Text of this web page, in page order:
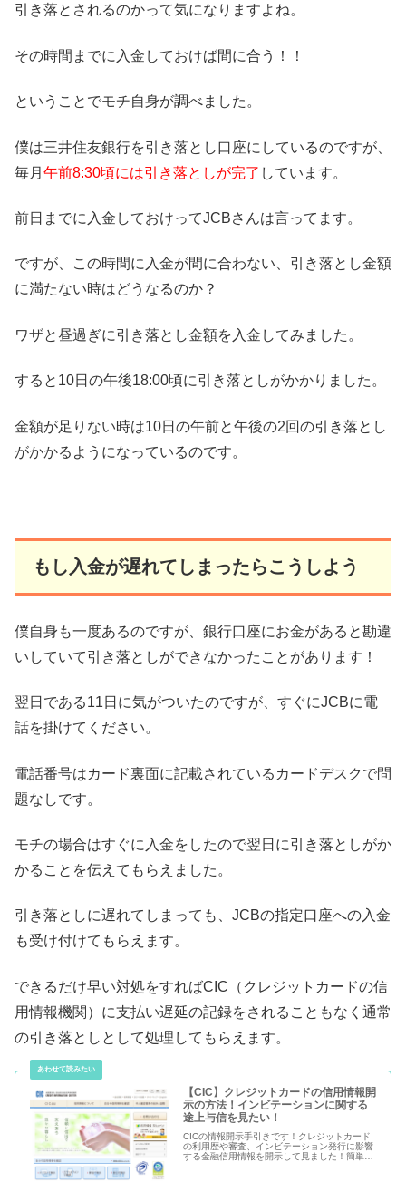
引き落とされるのかって気になりますよね。
その時間までに入金しておけば間に合う！！
ということでモチ自身が調べました。
僕は三井住友銀行を引き落とし口座にしているのですが、
毎月 午前8:30頃には引き落としが完了 しています。
前日までに入金しておけってJCBさんは言ってます。
ですが、この時間に入金が間に合わない、引き落とし金額
に満たない時はどうなるのか？
ワザと昼過ぎに引き落とし金額を入金してみました。
すると10日の午後18:00頃に引き落としがかかりました。
金額が足りない時は10日の午前と午後の2回の引き落とし
がかかるようになっているのです。
もし入金が遅れてしまったらこうしよう
僕自身も一度あるのですが、銀行口座にお金があると勘違
いしていて引き落としができなかったことがあります！
翌日である11日に気がついたのですが、すぐにJCBに電
話を掛けてください。
電話番号はカード裏面に記載されているカードデスクで問
題なしです。
モチの場合はすぐに入金をしたので翌日に引き落としがか
かることを伝えてもらえました。
引き落としに遅れてしまっても、JCBの指定口座への入金
も受け付けてもらえます。
できるだけ早い対処をすればCIC（クレジットカードの信
用情報機関）に支払い遅延の記録をされることもなく通常
の引き落としとして処理してもらえます。
【CIC】クレジットカードの信用情報開
示の方法！インビテーションに関する
途上与信を見たい！
CICの情報開示手引きです！クレジットカード
の利用歴や審査、インビテーション発行に影響
する金融信用情報を開示して見ました！簡単な